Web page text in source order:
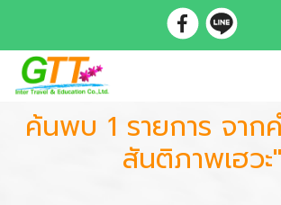
ค้นพบ 1 รายการ จาก
สันติภาพเฮวะ"